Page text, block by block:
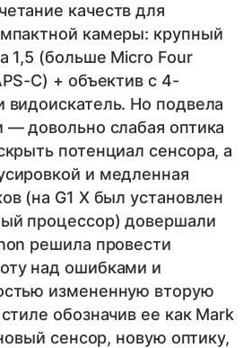
качеств для
камеры: крупный
1,5 (больше Micro Four
C) + объектив с 4-
Но подвела
— довольно слабая оптика
потенциал сенсора, а
и медленная
(на G1 X был установлен
процессор) довершали
решила провести
над ошибками и
измененную вторую
обозначив ее как Mark
сенсор, новую оптику,